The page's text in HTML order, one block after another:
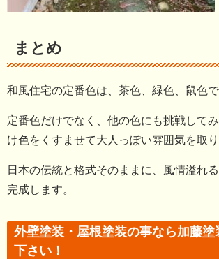
まとめ
和風住宅の定番色は、茶色、緑色、鼠色で
定番色だけでなく、他の色にも挑戦して
け色をくすませて大人っぽい雰囲気を取り
日本の伝統と格式そのままに、風情溢れ
完成します。
外壁塗装・屋根塗装の事なら加藤塗
下さい！